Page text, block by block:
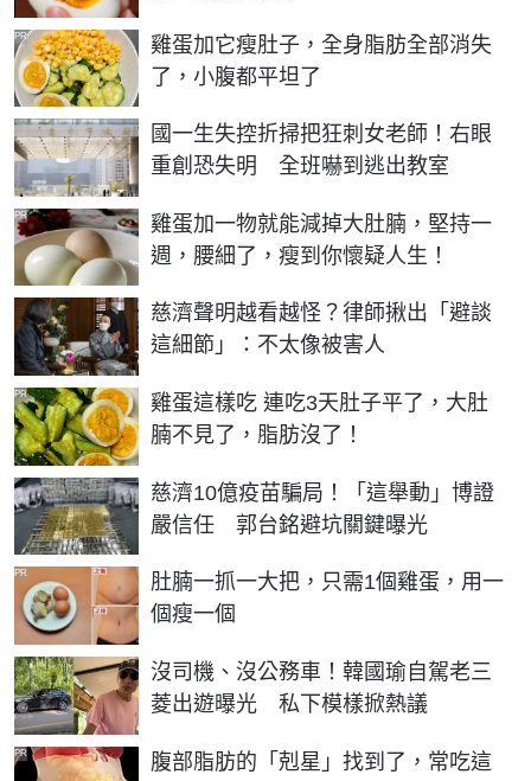
雞蛋加它瘦肚子，全身脂肪全部消失
了，小腹都平坦了
PR
國一生失控折掃把狂刺女老師！右眼
重創恐失明 全班嚇到逃出教室
雞蛋加一物就能減掉大肚腩，堅持一
週，腰細了，瘦到你懷疑人生！
PR
慈濟聲明越看越怪？律師揪出「避談
這細節」：不太像被害人
雞蛋這樣吃 連吃3天肚子平了，大肚
腩不見了，脂肪沒了！
PR
慈濟10億疫苗騙局！「這舉動」博證
嚴信任 郭台銘避坑關鍵曝光
肚腩一抓一大把，只需1個雞蛋，用一
個瘦一個
PR
沒司機、沒公務車！韓國瑜自駕老三
菱出遊曝光 私下模樣掀熱議
腹部脂肪的「剋星」找到了，常吃這
PR